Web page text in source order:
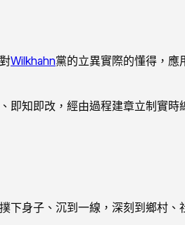
Wilkhahn黨的立異實際的懂得，應
知即改，經由過程建章立制實時
下身子、沉到一線，深刻到鄉村